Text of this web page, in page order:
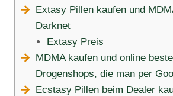
Extasy Pillen kaufen und
Darknet
Extasy Preis
MDMA kaufen und online
Drogenshops, die man per
Ecstasy Pillen beim Dealer